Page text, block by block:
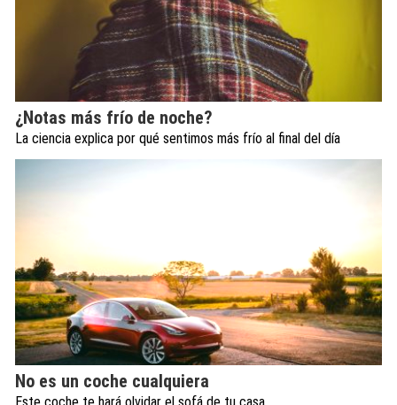
¿Notas más frío de noche?
La ciencia explica por qué sentimos más frío al final del día
No es un coche cualquiera